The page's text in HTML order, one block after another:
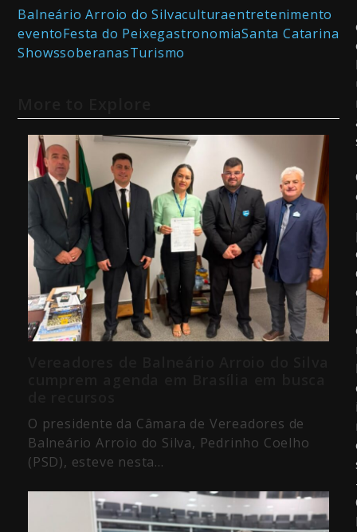
Balneário Arroio do Silvaculturaentretenimento
eventoFesta do PeixegastronomiaSanta Catarina
ShowssoberanasTurismo
O presidente da Câmara de Vereadores de
Balneário Arroio do Silva, Pedrinho Coelho
(PSD), esteve nesta…